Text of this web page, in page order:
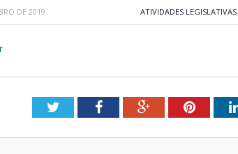
DE 2019 ATIVIDADES LEGISLATIVAS,
TwitterFacebookGoogle+